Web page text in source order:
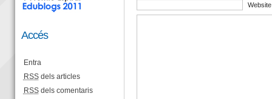
Website
Accés
Entra
RSSdels articles
RSSdels comentaris